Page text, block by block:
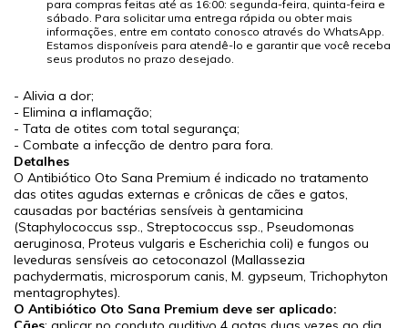
para compras feitas até as 16:00: segunda-feira, quinta-feira e
sábado. Para solicitar uma entrega rápida ou obter mais
informações, entre em contato conosco através do WhatsApp.
Estamos disponíveis para atendê-lo e garantir que você receba
seus produtos no prazo desejado.
- Alivia a dor;
- Elimina a inflamação;
- Tata de otites com total segurança;
- Combate a infecção de dentro para fora.
Detalhes
O Antibiótico Oto Sana Premium é indicado no tratamento
das otites agudas externas e crônicas de cães e gatos,
causadas por bactérias sensíveis à gentamicina
(Staphylococcus ssp., Streptococcus ssp., Pseudomonas
aeruginosa, Proteus vulgaris e Escherichia coli) e fungos ou
leveduras sensíveis ao cetoconazol (Mallassezia
pachydermatis, microsporum canis, M. gypseum, Trichophyton
mentagrophytes).
O Antibiótico Oto Sana Premium deve ser aplicado: